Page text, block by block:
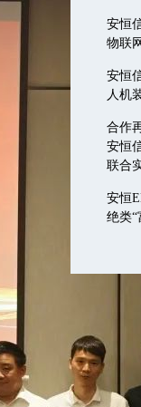
安恒
物联
安恒
人机
合作
安恒
联合
安恒
绝类“